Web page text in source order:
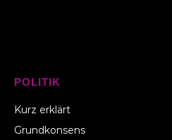
POLITIK
Kurz erklärt
Grundkonsens